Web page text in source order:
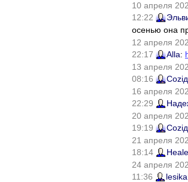
10 апреля
12:22
осенью она
12 апреля
22:17
Alla:
13 апреля
08:16
16 апреля
22:29
20 апреля
19:19
21 апреля
18:14
24 апреля
11:36
lesika